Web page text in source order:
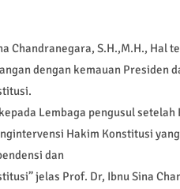
Chandranegara, S.H.,M.H.,
dengan kemauan Presiden
Lembaga pengusul
Hakim Konstitusi
dan
jelas Prof. Dr, Ibnu Sina